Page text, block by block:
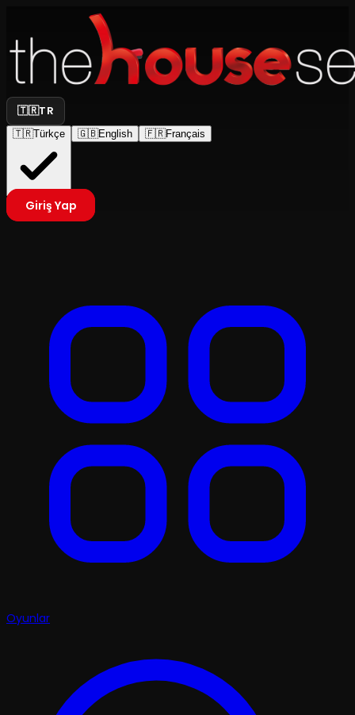
🇹🇷TR
🇹🇷Türkçe 🇬🇧English 🇫🇷Français
Giriş Yap
Oyunlar